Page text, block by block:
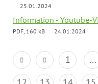
25.01.2024
Information - Youtube-
PDF, 160 kB 24.01.2024
1 ...